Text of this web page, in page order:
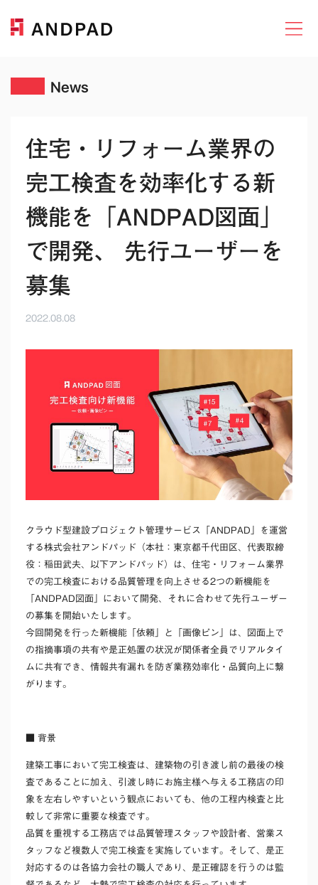
News
住宅・リフォーム業界の
完工検査を効率化する新
機能を「ANDPAD図面」
で開発、 先行ユーザーを
募集
2022.08.08
クラウド型建設プロジェクト管理サービス「ANDPAD」を運営
する株式会社アンドパッド（本社：東京都千代田区、代表取締
役：稲田武夫、以下アンドパッド）は、住宅・リフォーム業界
での完工検査における品質管理を向上させる2つの新機能を
「ANDPAD図面」において開発、それに合わせて先行ユーザー
の募集を開始いたします。
今回開発を行った新機能「依頼」と「画像ピン」は、図面上で
の指摘事項の共有や是正処置の状況が関係者全員でリアルタイ
ムに共有でき、情報共有漏れを防ぎ業務効率化・品質向上に繋
がります。
■ 背景
建築工事において完工検査は、建築物の引き渡し前の最後の検
査であることに加え、引渡し時にお施主様へ与える工務店の印
象を左右しやすいという観点においても、他の工程内検査と比
較して非常に重要な検査です。
品質を重視する工務店では品質管理スタッフや設計者、営業ス
タッフなど複数人で完工検査を実施しています。そして、是正
対応するのは各協力会社の職人であり、是正確認を行うのは監